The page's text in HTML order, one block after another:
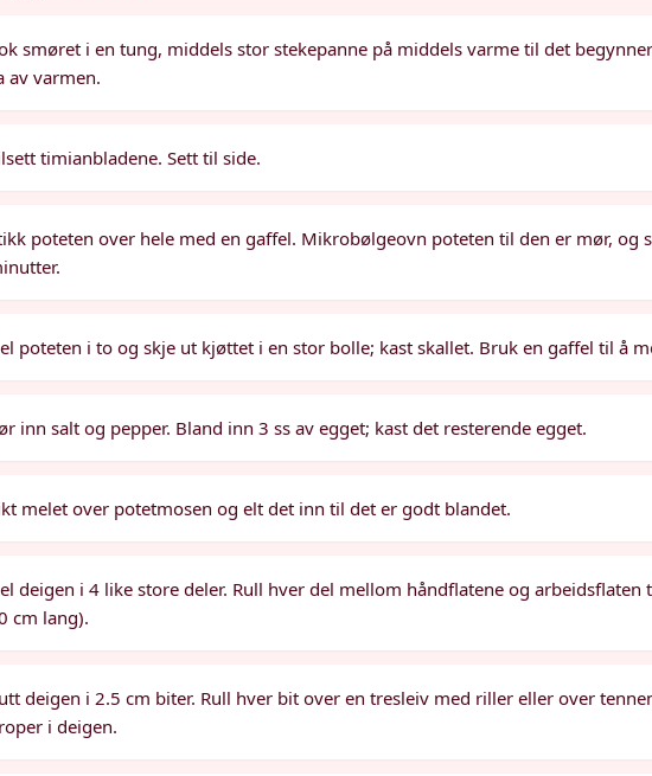
smøret i en tung, middels stor stekepanne på middels varme til det
av varmen.
timianbladene. Sett til side.
poteten over hele med en gaffel. Mikrobølgeovn poteten til den er mør, og
poteten i to og skje ut kjøttet i en stor bolle; kast skallet. Bruk en gaffel til å
inn salt og pepper. Bland inn 3 ss av egget; kast det resterende egget.
melet over potetmosen og elt det inn til det er godt blandet.
deigen i 4 like store deler. Rull hver del mellom håndflatene og arbeidsflaten
cm lang).
deigen i 2.5 cm biter. Rull hver bit over en tresleiv med riller eller over
i deigen.